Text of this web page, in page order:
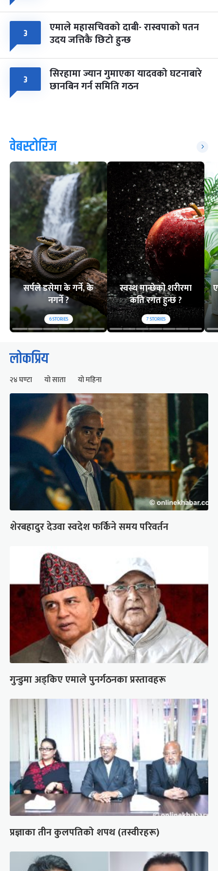
३ एमाले महासचिवको दाबी- रास्वपाको पतन
उदय जत्तिकै छिटो हुन्छ
३ सिरहामा ज्यान गुमाएका यादवको घटनाबारे
छानबिन गर्न समिति गठन
वेबस्टोरिज
सर्पले डसेमा के गर्ने, के
नगर्ने ?
6STORIES
स्वस्थ मान्छेको शरीरमा
कति रगत हुन्छ ?
7STORIES
लोकप्रिय
२४ घण्टा यो साता यो महिना
शेरबहादुर देउवा स्वदेश फर्किने समय परिवर्तन
गुन्डुमा अड्किए एमाले पुनर्गठनका प्रस्तावहरू
प्रज्ञाका तीन कुलपतिको शपथ (तस्वीरहरू)